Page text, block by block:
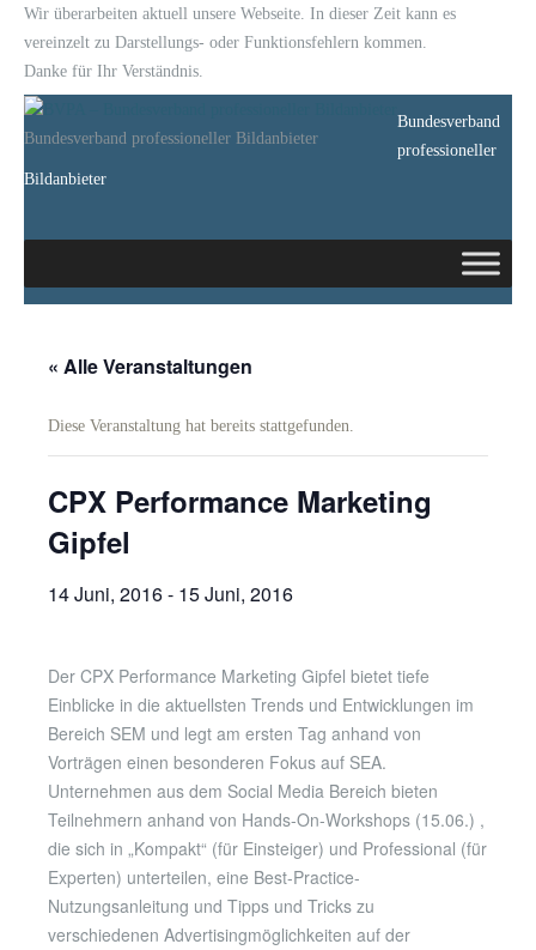
Wir überarbeiten aktuell unsere Webseite. In dieser Zeit kann es
vereinzelt zu Darstellungs- oder Funktionsfehlern kommen.
Danke für Ihr Verständnis.
Bundesverband professioneller Bildanbieter
Bundesverband
professioneller
Bildanbieter
« Alle Veranstaltungen
Diese Veranstaltung hat bereits stattgefunden.
CPX Performance Marketing
Gipfel
14 Juni, 2016- 15 Juni, 2016
Der CPX Performance Marketing Gipfel bietet tiefe
Einblicke in die aktuellsten Trends und Entwicklungen im
Bereich SEM und legt am ersten Tag anhand von
Vorträgen einen besonderen Fokus auf SEA.
Unternehmen aus dem Social Media Bereich bieten
Teilnehmern anhand von Hands-On-Workshops (15.06.) ,
die sich in „Kompakt“ (für Einsteiger) und Professional (für
Experten) unterteilen, eine Best-Practice-
Nutzungsanleitung und Tipps und Tricks zu
verschiedenen Advertisingmöglichkeiten auf der